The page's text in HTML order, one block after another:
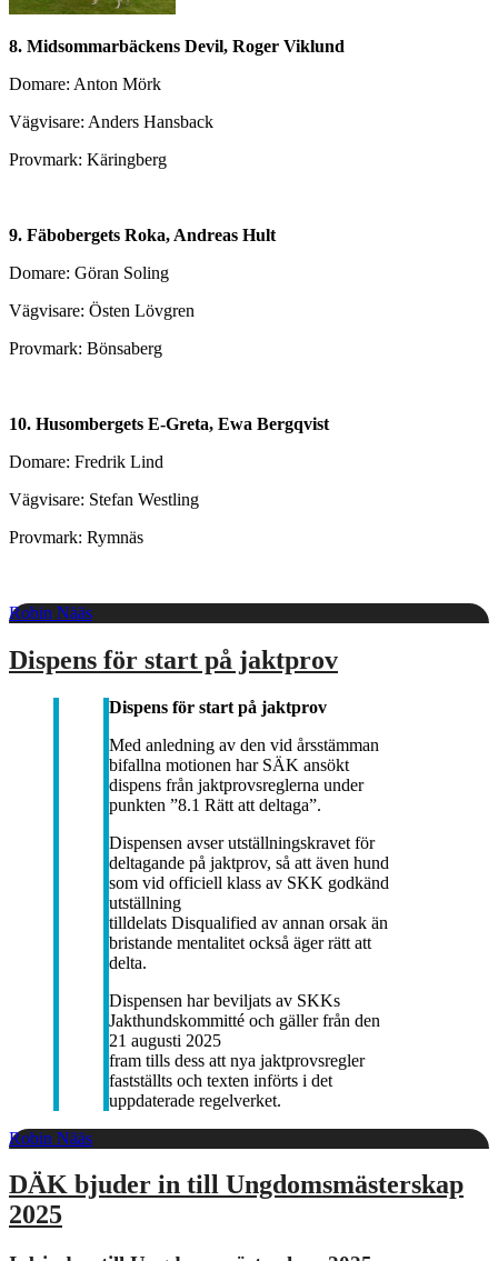
8. Midsommarbäckens Devil, Roger Viklund
Domare: Anton Mörk
Vägvisare: Anders Hansback
Provmark: Käringberg
9. Fäbobergets Roka, Andreas Hult
Domare: Göran Soling
Vägvisare: Östen Lövgren
Provmark: Bönsaberg
10. Husombergets E-Greta, Ewa Bergqvist
Domare: Fredrik Lind
Vägvisare: Stefan Westling
Provmark: Rymnäs
Robin Nääs
Dispens för start på jaktprov
Dispens för start på jaktprov
Med anledning av den vid årsstämman
bifallna motionen har SÄK ansökt
dispens från jaktprovsreglerna under
punkten ”8.1 Rätt att deltaga”.
Dispensen avser utställningskravet för
deltagande på jaktprov, så att även hund
som vid officiell klass av SKK godkänd
utställning
tilldelats Disqualified av annan orsak än
bristande mentalitet också äger rätt att
delta.
Dispensen har beviljats av SKKs
Jakthundskommitté och gäller från den
21 augusti 2025
fram tills dess att nya jaktprovsregler
fastställts och texten införts i det
uppdaterade regelverket.
Robin Nääs
DÄK bjuder in till Ungdomsmästerskap
2025